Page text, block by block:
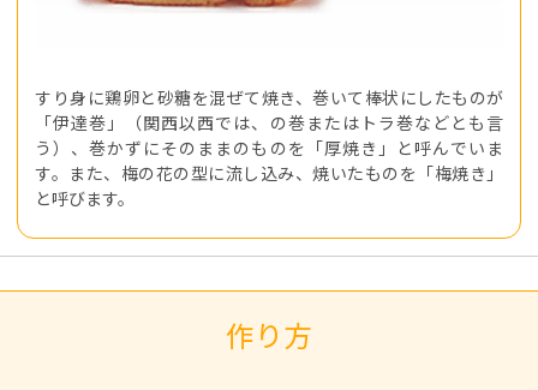
すり身に鶏卵と砂糖を混ぜて焼き、巻いて棒状にしたものが
「伊達巻」（関西以西では、の巻またはトラ巻などとも言
う）、巻かずにそのままのものを「厚焼き」と呼んでいま
す。また、梅の花の型に流し込み、焼いたものを「梅焼き」
と呼びます。
作り方